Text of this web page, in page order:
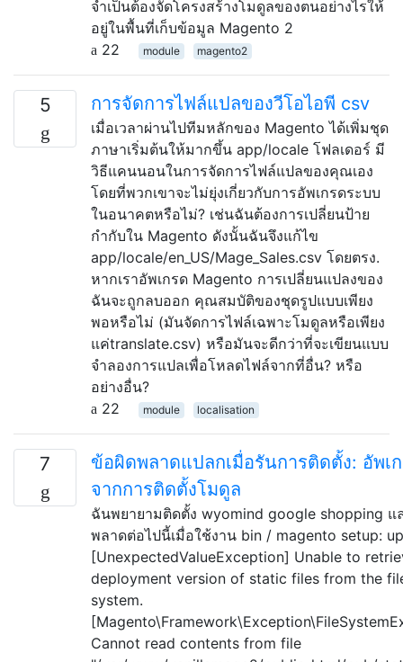
จำเป็นต้องจัดโครงสร้างโมดูลของตนอย่างไรให้
อยู่ในพื้นที่เก็บข้อมูล Magento 2
22
module magento2
5 การจัดการไฟล์แปลของวีโอไอพี csv
เมื่อเวลาผ่านไปทีมหลักของ Magento ได้เพิ่มชุด
ภาษาเริ่มต้นให้มากขึ้น app/locale โฟลเดอร์ มี
วิธีแคนนอนในการจัดการไฟล์แปลของคุณเอง
โดยที่พวกเขาจะไม่ยุ่งเกี่ยวกับการอัพเกรดระบบ
ในอนาคตหรือไม่? เช่นฉันต้องการเปลี่ยนป้าย
กำกับใน Magento ดังนั้นฉันจึงแก้ไข
app/locale/en_US/Mage_Sales.csv โดยตรง.
หากเราอัพเกรด Magento การเปลี่ยนแปลงของ
ฉันจะถูกลบออก คุณสมบัติของชุดรูปแบบเพียง
พอหรือไม่ (มันจัดการไฟล์เฉพาะโมดูลหรือเพียง
แค่translate.csv) หรือมันจะดีกว่าที่จะเขียนแบบ
จำลองการแปลเพื่อโหลดไฟล์จากที่อื่น? หรือ
อย่างอื่น?
22
module localisation
7
ข้อผิดพลาดแปลกเมื่อรันการติดตั้ง: อัพเ
จากการติดตั้งโมดูล
ฉันพยายามติดตั้ง wyomind google shopping แ
พลาดต่อไปนี้เมื่อใช้งาน bin / magento setup:
[UnexpectedValueException] Unable to
deployment version of static files from the
system.
Cannot read contents from file